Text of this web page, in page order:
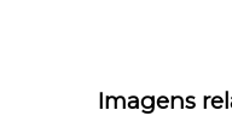
Imagens